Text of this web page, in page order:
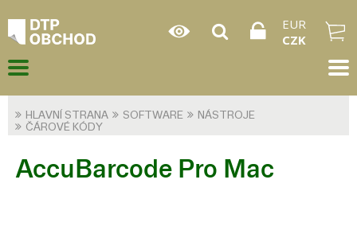
EUR
CZK
HLAVNÍ STRANA SOFTWARE
NÁSTROJE
ČÁROVÉ KÓDY
AccuBarcode Pro Mac